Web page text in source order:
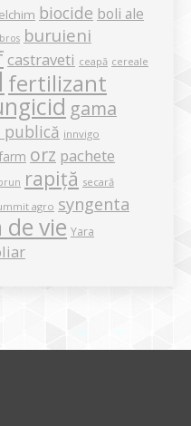
biocide boli ale
bros buruieni
castraveti ceapă cereale
fertilizant
gama
publică innvigo
orz pachete
rapiță secară
agro syngenta
de vie Yara